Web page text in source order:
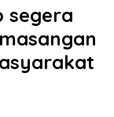
segera